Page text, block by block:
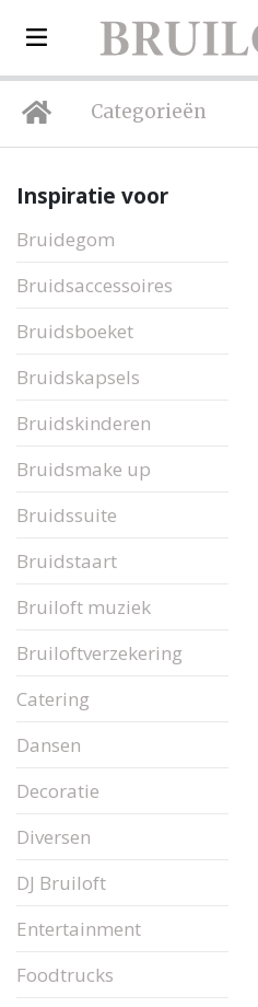
Categorieën
Inspiratie voor
Bruidegom
Bruidsaccessoires
Bruidsboeket
Bruidskapsels
Bruidskinderen
Bruidsmake up
Bruidssuite
Bruidstaart
Bruiloft muziek
Bruiloftverzekering
Catering
Dansen
Decoratie
Diversen
DJ Bruiloft
Entertainment
Foodtrucks